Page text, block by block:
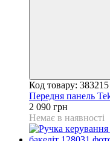
Код товару: 383215
Передня панель
2 090 грн
Немає в наявності